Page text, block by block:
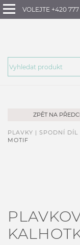
VOLEJTE +420
ZPĚT NA
PLAVKY | SPODNÍ DÍL
MOTIF